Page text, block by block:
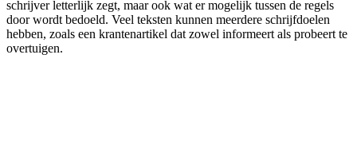
schrijver letterlijk zegt, maar ook wat er mogelijk tussen de regels
door wordt bedoeld. Veel teksten kunnen meerdere schrijfdoelen
hebben, zoals een krantenartikel dat zowel informeert als probeert te
overtuigen.